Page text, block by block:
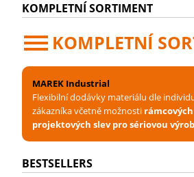
KOMPLETNÍ SORTIMENT
KOMPLETNÍ
MAREK Industrial
Flexibilní dodávky materiálu dle
zákazníka včetně možnosti
projektových slev pro sériovou
BESTSELLERS